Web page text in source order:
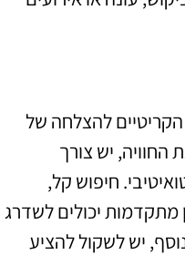
הקריטיים להצלחה של
יש צורך
חיפוש קל,
מתקדמות יכולים לשדרג
יש לשקול להציע